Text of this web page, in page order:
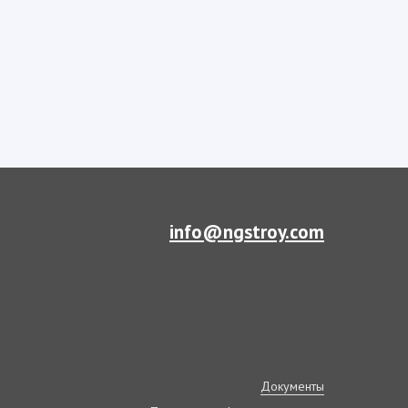
info@ngstroy.com
Документы